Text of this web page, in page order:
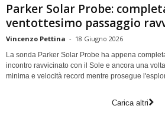
Parker Solar Probe:
ventottesimo passaggio
Vincenzo Pettina - 18 Giugno 2026
La sonda Parker Solar Probe ha appena
incontro ravvicinato con il Sole e ancora una
minima e velocità record mentre prosegue
Carica altri